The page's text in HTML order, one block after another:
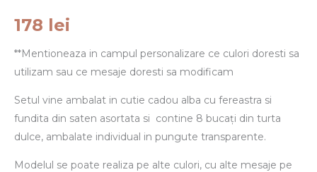
178 lei
**Mentioneaza in campul personalizare ce culori doresti sa
utilizam sau ce mesaje doresti sa modificam
Setul vine ambalat in cutie cadou alba cu fereastra si
fundita din saten asortata si contine 8 bucați din turta
dulce, ambalate individual in pungute transparente.
Modelul se poate realiza pe alte culori, cu alte mesaje pe